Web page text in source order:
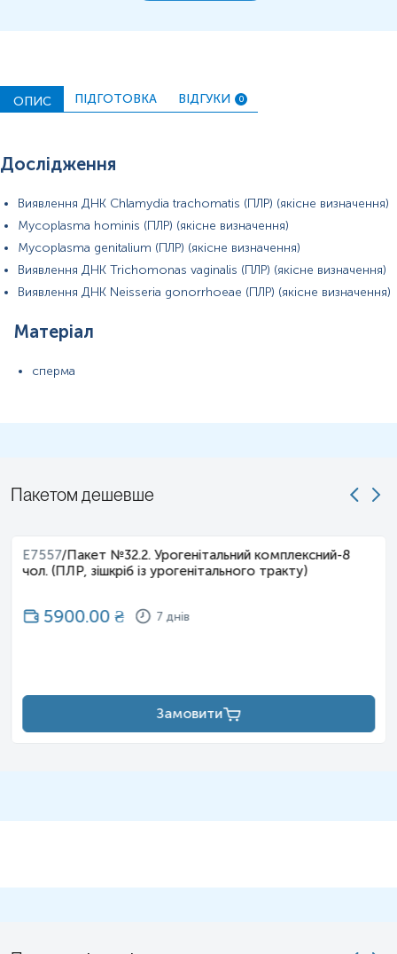
ОПИС ПІДГОТОВКА ВІДГУКИ 0
Дослідження
Виявлення ДНК Chlamydia trachomatis (ПЛР) (якісне визначення)
Mycoplasma hominis (ПЛР) (якісне визначення)
Mycoplasma genitalium (ПЛР) (якісне визначення)
Виявлення ДНК Trichomonas vaginalis (ПЛР) (якісне визначення)
Виявлення ДНК Neisseria gonorrhoeae (ПЛР) (якісне визначення)
Матеріал
сперма
Пакетом дешевше
E7557/Пакет №32.2. Урогенітальний комплексний-8
чол. (ПЛР, зішкріб із урогенітального тракту)
5900.00₴ 7 днів
Замовити